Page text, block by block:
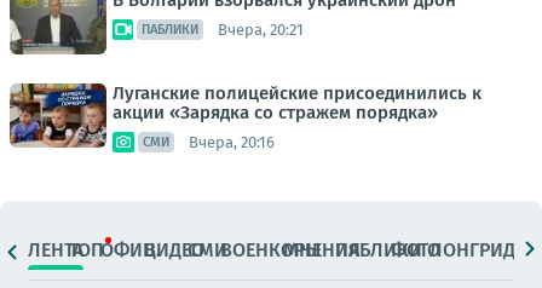
ПАБЛИКИ Вчера, 20:21
Луганские полицейские присоединились к
акции «Зарядка со стражем порядка»
СМИ Вчера, 20:16
ЛЕНТАТОПОФИЦ.ВИДЕОСМИВОЕНКОРЫМНЕНИЯПАБЛИКИ
ФОТОЛОНГРИДЫ